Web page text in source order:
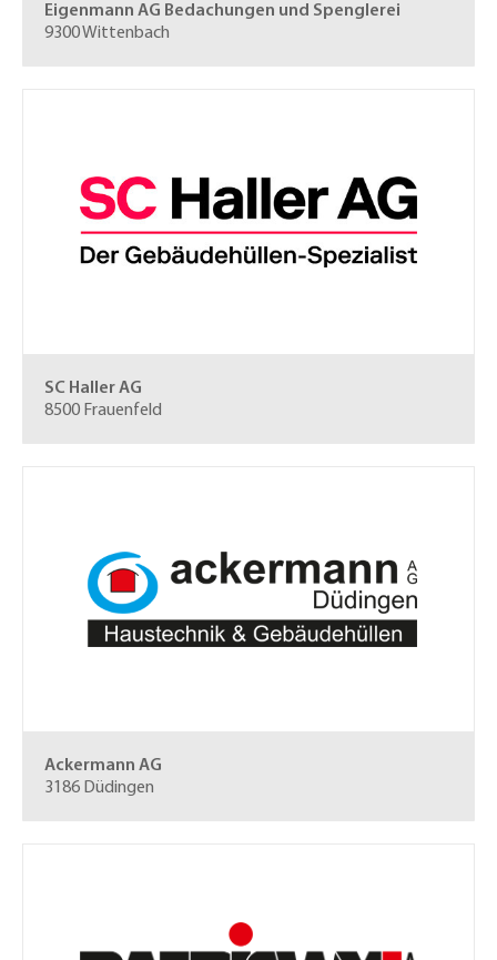
Eigenmann AG Bedachungen und Spenglerei
9300 Wittenbach
SC Haller AG
8500 Frauenfeld
Ackermann AG
3186 Düdingen